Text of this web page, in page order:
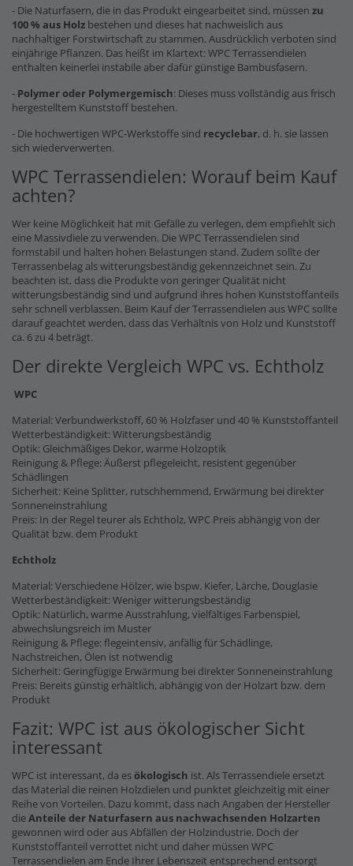
- Die Naturfasern, die in das Produkt eingearbeitet sind, müssen zu
100 % aus Holz bestehen und dieses hat nachweislich aus
nachhaltiger Forstwirtschaft zu stammen. Ausdrücklich verboten sind
einjährige Pflanzen. Das heißt im Klartext: WPC Terrassendielen
enthalten keinerlei instabile aber dafür günstige Bambusfasern.
- Polymer oder Polymergemisch: Dieses muss vollständig aus frisch
hergestelltem Kunststoff bestehen.
- Die hochwertigen WPC-Werkstoffe sind recyclebar, d. h. sie lassen
sich wiederverwerten.
WPC Terrassendielen: Worauf beim Kauf
achten?
Wer keine Möglichkeit hat mit Gefälle zu verlegen, dem empfiehlt sich
eine Massivdiele zu verwenden. Die WPC Terrassendielen sind
formstabil und halten hohen Belastungen stand. Zudem sollte der
Terrassenbelag als witterungsbeständig gekennzeichnet sein. Zu
beachten ist, dass die Produkte von geringer Qualität nicht
witterungsbeständig sind und aufgrund ihres hohen Kunststoffanteils
sehr schnell verblassen. Beim Kauf der Terrassendielen aus WPC sollte
darauf geachtet werden, dass das Verhältnis von Holz und Kunststoff
ca. 6 zu 4 beträgt.
Der direkte Vergleich WPC vs. Echtholz
WPC
Material: Verbundwerkstoff, 60 % Holzfaser und 40 % Kunststoffanteil
Wetterbeständigkeit: Witterungsbeständig
Optik: Gleichmäßiges Dekor, warme Holzoptik
Reinigung & Pflege: Äußerst pflegeleicht, resistent gegenüber
Schädlingen
Sicherheit: Keine Splitter, rutschhemmend, Erwärmung bei direkter
Sonneneinstrahlung
Preis: In der Regel teurer als Echtholz, WPC Preis abhängig von der
Qualität bzw. dem Produkt
Echtholz
Material: Verschiedene Hölzer, wie bspw. Kiefer, Lärche, Douglasie
Wetterbeständigkeit: Weniger witterungsbeständig
Optik: Natürlich, warme Ausstrahlung, vielfältiges Farbenspiel,
abwechslungsreich im Muster
Reinigung & Pflege: flegeintensiv, anfällig für Schädlinge,
Nachstreichen, Ölen ist notwendig
Sicherheit: Geringfügige Erwärmung bei direkter Sonneneinstrahlung
Preis: Bereits günstig erhältlich, abhängig von der Holzart bzw. dem
Produkt
Fazit: WPC ist aus ökologischer Sicht
interessant
WPC ist interessant, da esökologisch ist. Als Terrassendiele ersetzt
das Material die reinen Holzdielen und punktet gleichzeitig mit einer
Reihe von Vorteilen. Dazu kommt, dass nach Angaben der Hersteller
dieAnteile der Naturfasern aus nachwachsenden Holzarten
gewonnen wird oder aus Abfällen der Holzindustrie. Doch der
Kunststoffanteil verrottet nicht und daher müssen WPC
Terrassendielen am Ende Ihrer Lebenszeit entsprechend entsorgt